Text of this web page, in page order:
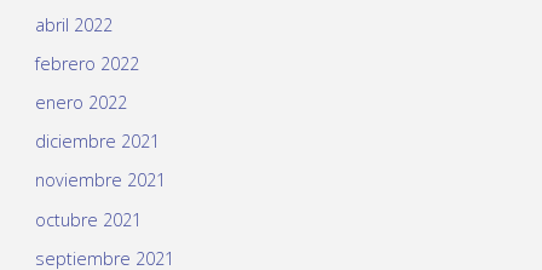
abril 2022
febrero 2022
enero 2022
diciembre 2021
noviembre 2021
octubre 2021
septiembre 2021